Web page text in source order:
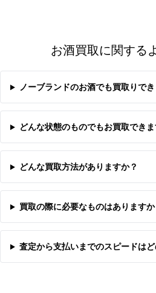
お酒買取に関する
ノーブランドのお酒でも買取りでき
どんな状態のものでもお買取できま
どんな買取方法がありますか？
買取の際に必要なものはありますか
査定から支払いまでのスピードは